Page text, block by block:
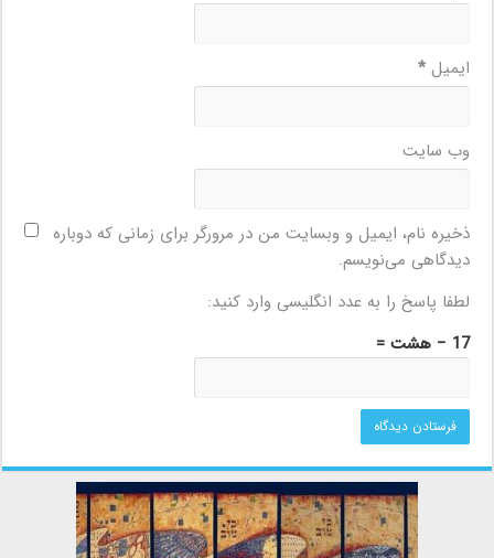
ایمیل*
وب‌ سایت
ذخیره نام، ایمیل و وبسایت من در مرورگر برای زمانی که دوباره
دیدگاهی می‌نویسم.
لطفا پاسخ را به عدد انگلیسی وارد کنید:
17 − هشت =